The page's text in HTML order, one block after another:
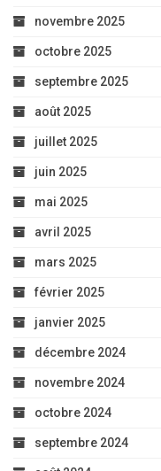
novembre 2025
octobre 2025
septembre 2025
août 2025
juillet 2025
juin 2025
mai 2025
avril 2025
mars 2025
février 2025
janvier 2025
décembre 2024
novembre 2024
octobre 2024
septembre 2024